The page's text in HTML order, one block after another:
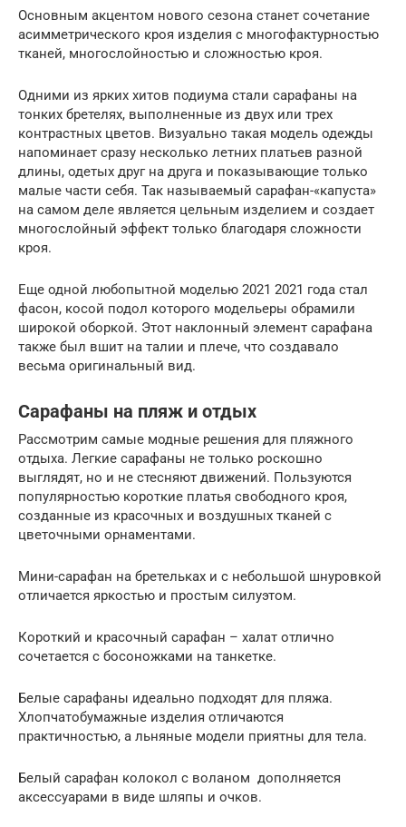
Основным акцентом нового сезона станет сочетание
асимметрического кроя изделия с многофактурностью
тканей, многослойностью и сложностью кроя.
Одними из ярких хитов подиума стали сарафаны на
тонких бретелях, выполненные из двух или трех
контрастных цветов. Визуально такая модель одежды
напоминает сразу несколько летних платьев разной
длины, одетых друг на друга и показывающие только
малые части себя. Так называемый сарафан-«капуста»
на самом деле является цельным изделием и создает
многослойный эффект только благодаря сложности
кроя.
Еще одной любопытной моделью 2021 2021 года стал
фасон, косой подол которого модельеры обрамили
широкой оборкой. Этот наклонный элемент сарафана
также был вшит на талии и плече, что создавало
весьма оригинальный вид.
Сарафаны на пляж и отдых
Рассмотрим самые модные решения для пляжного
отдыха. Легкие сарафаны не только роскошно
выглядят, но и не стесняют движений. Пользуются
популярностью короткие платья свободного кроя,
созданные из красочных и воздушных тканей с
цветочными орнаментами.
Мини-сарафан на бретельках и с небольшой шнуровкой
отличается яркостью и простым силуэтом.
Короткий и красочный сарафан – халат отлично
сочетается с босоножками на танкетке.
Белые сарафаны идеально подходят для пляжа.
Хлопчатобумажные изделия отличаются
практичностью, а льняные модели приятны для тела.
Белый сарафан колокол с воланом дополняется
аксессуарами в виде шляпы и очков.